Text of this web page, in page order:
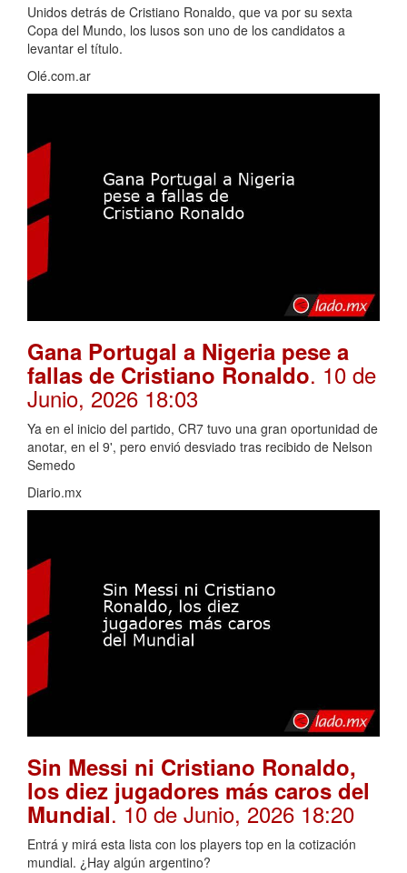
Unidos detrás de Cristiano Ronaldo, que va por su sexta
Copa del Mundo, los lusos son uno de los candidatos a
levantar el título.
Olé.com.ar
Gana Portugal a Nigeria pese a
fallas de Cristiano Ronaldo. 10 de
Junio, 2026 18:03
Ya en el inicio del partido, CR7 tuvo una gran oportunidad de
anotar, en el 9', pero envió desviado tras recibido de Nelson
Semedo
Diario.mx
Sin Messi ni Cristiano Ronaldo,
los diez jugadores más caros del
Mundial. 10 de Junio, 2026 18:20
Entrá y mirá esta lista con los players top en la cotización
mundial. ¿Hay algún argentino?